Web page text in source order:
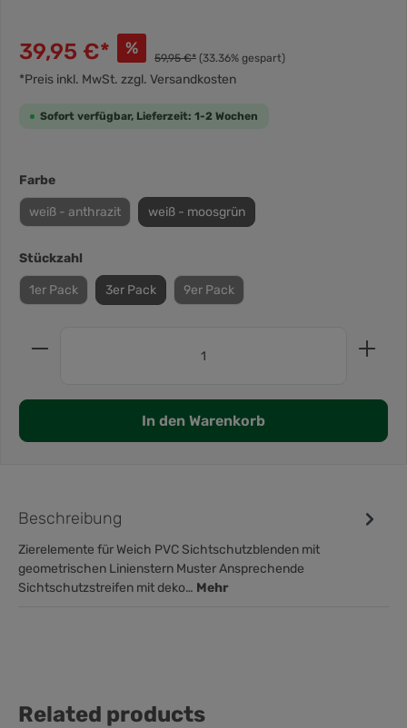
39,95 €* % 59,95 €* (33.36% gespart)
*Preis inkl. MwSt. zzgl. Versandkosten
Sofort verfügbar, Lieferzeit: 1-2 Wochen
Farbe
weiß - anthrazit weiß - moosgrün
Stückzahl
1er Pack 3er Pack 9er Pack
In den Warenkorb
Beschreibung
Zierelemente für Weich PVC Sichtschutzblenden mit
geometrischen Linienstern Muster Ansprechende
Sichtschutzstreifen mit deko… Mehr
Related products